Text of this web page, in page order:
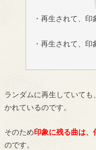
・再生されて、印
・再生されて、印
ランダムに再生していて
かれているのです。
そのため印象に残る曲は、
のです。